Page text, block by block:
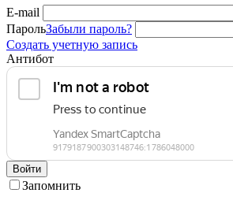
E-mail
ПарольЗабыли пароль?
Создать учетную запись
Антибот
Войти
Запомнить